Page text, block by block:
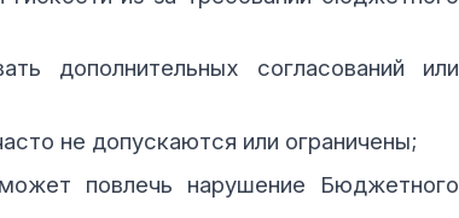
дополнительных согласований или
не допускаются или ограничены;
повлечь нарушение Бюджетного